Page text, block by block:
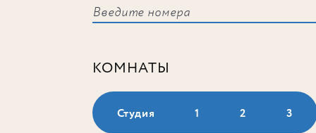
КОМНАТЫ
Студия 1 2 3